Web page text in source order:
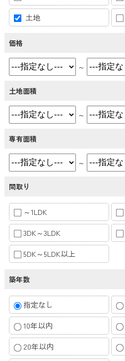
土地
価格
～
土地面積
～
専有面積
～
間取り
～1LDK
3DK～3LDK
5DK～5LDK以上
築年数
指定なし
10年以内
20年以内